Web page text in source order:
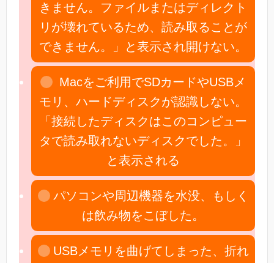
きません。ファイルまたはディレクト
リが壊れているため、読み取ることが
できません。」と表示され開けない。
Macをご利用でSDカードやUSBメ
モリ、ハードディスクが認識しない。
「接続したディスクはこのコンピュー
タで読み取れないディスクでした。」
と表示される
パソコンや周辺機器を水没、もしく
は飲み物をこぼした。
USBメモリを曲げてしまった、折れ